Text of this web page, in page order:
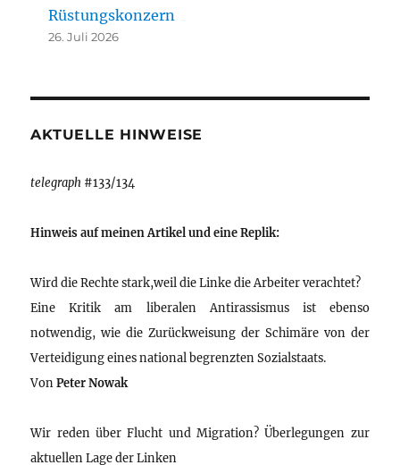
Rüstungskonzern
26. Juli 2026
AKTUELLE HINWEISE
telegraph #133/134
Hinweis auf meinen Artikel und eine Replik:
Wird die Rechte stark,weil die Linke die Arbeiter verachtet?
Eine Kritik am liberalen Antirassismus ist ebenso
notwendig, wie die Zurückweisung der Schimäre von der
Verteidigung eines national begrenzten Sozialstaats.
VonPeter Nowak
Wir reden über Flucht und Migration? Überlegungen zur
aktuellen Lage der Linken